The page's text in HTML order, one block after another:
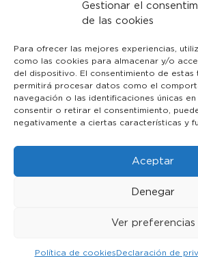
Gestionar el
de las cookies
Para ofrecer las mejores experiencias,
como las cookies para almacenar y/o
del dispositivo. El consentimiento de estas
permitirá procesar datos como el
navegación o las identificaciones únicas
consentir o retirar el consentimiento,
negativamente a ciertas características y
Aceptar
Denegar
Ver preferencias
Política de cookiesDeclaración de
ACTIVIDADES
VISITAS GUIADAS
LEGAL
AVISO LEGAL
POLÍTICA DE COOKIES
© 2023 Toledo Islámico. Todos los